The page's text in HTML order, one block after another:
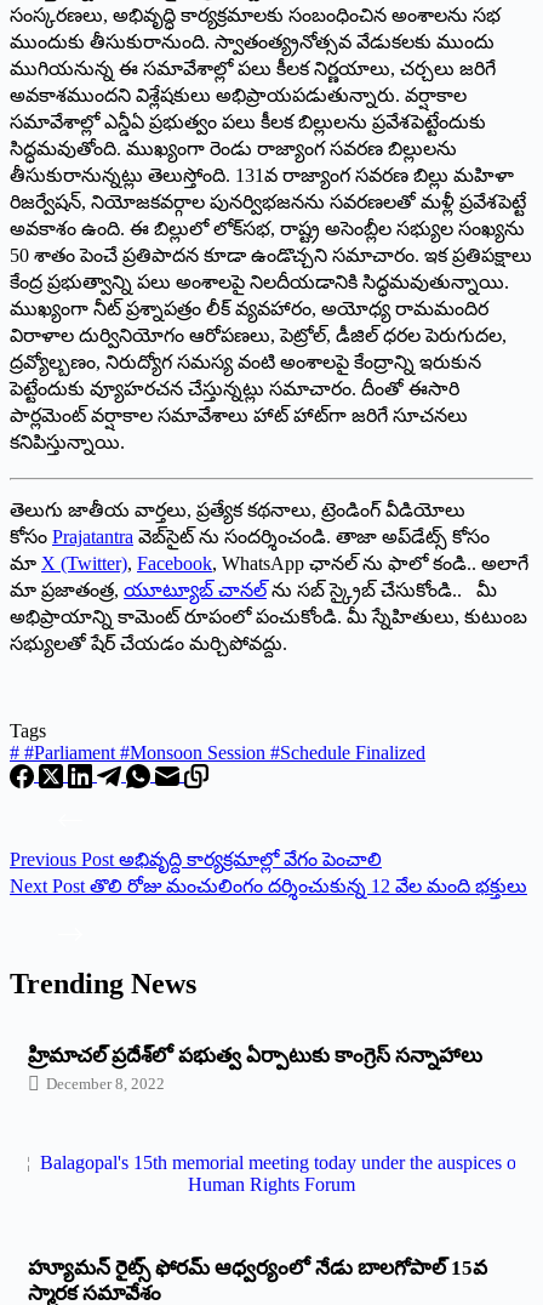
సంస్కరణలు, అభివృద్ధి కార్యక్రమాలకు సంబంధించిన అంశాలను సభ
ముందుకు తీసుకురానుంది. స్వాతంత్య్ర‌నోత్సవ వేడుకలకు ముందు
ముగియనున్న ఈ సమావేశాల్లో పలు కీలక నిర్ణయాలు, చర్చలు జరిగే
అవకాశముందని విశ్లేషకులు అభిప్రాయపడుతున్నారు. వర్షాకాల
సమావేశాల్లో ఎన్డీఏ ప్రభుత్వం పలు కీలక బిల్లులను ప్రవేశపెట్టేందుకు
సిద్ధమవుతోంది. ముఖ్యంగా రెండు రాజ్యాంగ సవరణ బిల్లులను
తీసుకురానున్నట్లు తెలుస్తోంది. 131వ రాజ్యాంగ సవరణ బిల్లు మహిళా
రిజర్వేషన్‌, ‌నియోజకవర్గాల పునర్విభజనను సవరణలతో మళ్లీ ప్రవేశపెట్టే
అవకాశం ఉంది. ఈ బిల్లులో లోక్‌సభ, రాష్ట్ర అసెంబ్లీల సభ్యుల సంఖ్యను
50 శాతం పెంచే ప్రతిపాదన కూడా ఉండొచ్చని సమాచారం. ఇక ప్రతిపక్షాలు
కేంద్ర ప్రభుత్వాన్ని పలు అంశాలపై నిలదీయడానికి సిద్ధమవుతున్నాయి.
ముఖ్యంగా నీట్‌ ‌ప్రశ్నాపత్రం లీక్‌ ‌వ్యవహారం, అయోధ్య రామమందిర
విరాళాల దుర్వినియోగం ఆరోపణలు, పెట్రోల్‌, ‌డీజిల్‌ ‌ధరల పెరుగుదల,
ద్రవ్యోల్బణం, నిరుద్యోగ సమస్య వంటి అంశాలపై కేంద్రాన్ని ఇరుకున
పెట్టేందుకు వ్యూహరచన చేస్తున్నట్లు సమాచారం. దీంతో ఈసారి
పార్లమెంట్‌ ‌వర్షాకాల సమావేశాలు హాట్‌ ‌హాట్‌గా జరిగే సూచనలు
కనిపిస్తున్నాయి.
తెలుగు జాతీయ వార్తలు, ప్రత్యేక కథనాలు, ట్రెండింగ్ వీడియోలు
కోసం Prajatantra వెబ్‌సైట్ ను సందర్శించండి. తాజా అప్‌డేట్స్ కోసం
మా X (Twitter), Facebook, WhatsApp ఛానల్ ను ఫాలో కండి.. అలాగే
మా ప్రజాతంత్ర, యూట్యూబ్ చానల్ ను సబ్ స్క్రైబ్ చేసుకోండి.. మీ
అభిప్రాయాన్ని కామెంట్ రూపంలో పంచుకోండి. మీ స్నేహితులు, కుటుంబ
సభ్యులతో షేర్ చేయడం మర్చిపోవద్దు.
Tags
# #Parliament #Monsoon Session #Schedule Finalized
Previous Post అభివృద్ది కార్యక్రమాల్లో వేగం పెంచాలి
Next Post తొలి రోజు మంచులింగం దర్శించుకున్న 12 వేల మంది భక్తులు
Trending News
‌హ్రిమాచల్‌ ‌ప్రదేశ్‌లో పభుత్వ ఏర్పాటుకు కాంగ్రెస్‌ ‌సన్నాహాలు
December 8, 2022
హ్యూమన్‌ రైట్స్‌ ఫోరమ్‌ ఆధ్వర్యంలో నేడు బాలగోపాల్‌ 15వ
స్మారక సమావేశం